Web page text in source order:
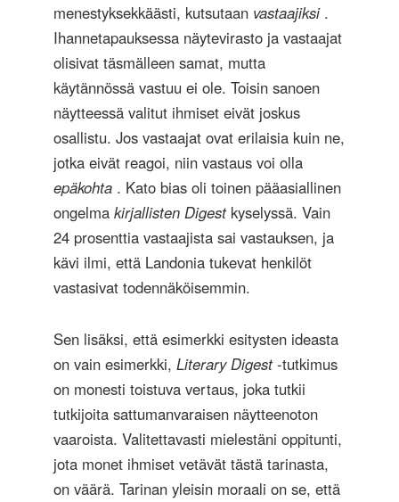
menestyksekkäästi, kutsutaan vastaajiksi.
Ihannetapauksessa näytevirasto ja vastaajat
olisivat täsmälleen samat, mutta
käytännössä vastuu ei ole. Toisin sanoen
näytteessä valitut ihmiset eivät joskus
osallistu. Jos vastaajat ovat erilaisia ​​kuin ne,
jotka eivät reagoi, niin vastaus voi olla
epäkohta . Kato bias oli toinen pääasiallinen
ongelma kirjallisten Digestkyselyssä. Vain
24 prosenttia vastaajista sai vastauksen, ja
kävi ilmi, että Landonia tukevat henkilöt
vastasivat todennäköisemmin.
Sen lisäksi, että esimerkki esitysten ideasta
on vain esimerkki, Literary Digest-tutkimus
on monesti toistuva vertaus, joka tutkii
tutkijoita sattumanvaraisen näytteenoton
vaaroista. Valitettavasti mielestäni oppitunti,
jota monet ihmiset vetävät tästä tarinasta,
on väärä. Tarinan yleisin moraali on se, että